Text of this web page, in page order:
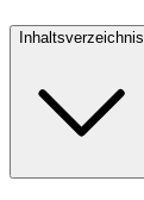
Inhaltsverzeichnis